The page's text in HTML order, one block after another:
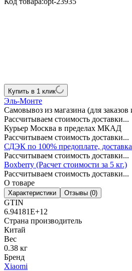
Купить в 1 клик
Эль-Монте
Самовывоз из магазина (для
Рассчитываем стоимость доставки...
Курьер Москва в пределах МКАД
Рассчитываем стоимость доставки...
СДЭК по 100% предоплате, доставка
Рассчитываем стоимость доставки...
Boxberry (Расчет стоимости за 5 кг.)
Рассчитываем стоимость доставки...
О товаре
Характеристики Отзывы (0)
GTIN
6.94181E+12
Страна производитель
Китай
Вес
0.38 кг
Бренд
Xiaomi